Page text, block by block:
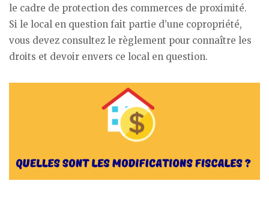
le cadre de protection des commerces de proximité.
Si le local en question fait partie d’une copropriété,
vous devez consultez le règlement pour connaître les
droits et devoir envers ce local en question.